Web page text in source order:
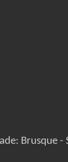
Brusque -